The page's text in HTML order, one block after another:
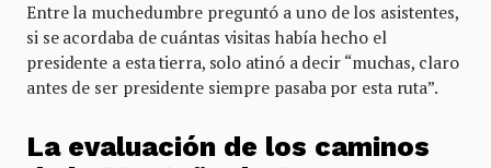
Entre la muchedumbre preguntó a uno de los asistentes,
si se acordaba de cuántas visitas había hecho el
presidente a esta tierra, solo atinó a decir “muchas, claro
antes de ser presidente siempre pasaba por esta ruta”.
La evaluación de los caminos